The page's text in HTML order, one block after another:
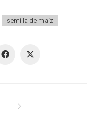
semilla de maíz